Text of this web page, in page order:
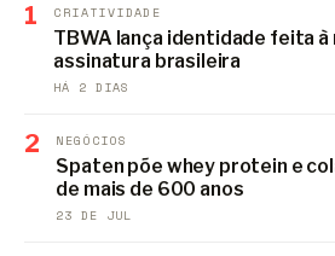
1 CRIATIVIDADE
TBWA lança identidade feita à
assinatura brasileira
HÁ 2 DIAS
2 NEGÓCIOS
Spaten põe whey protein e
de mais de 600 anos
23 DE JUL